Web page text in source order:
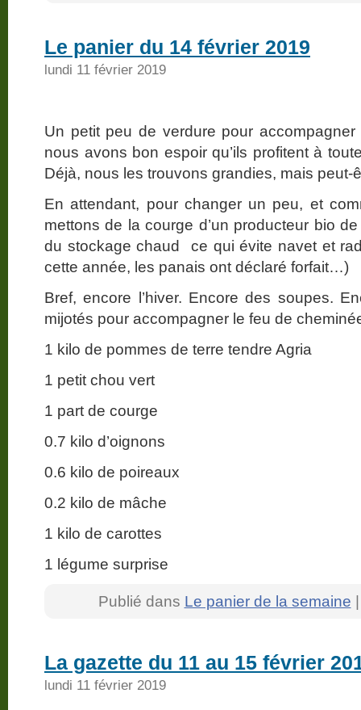
Le panier du 14 février 2019
lundi 11 février 2019
Un petit peu de verdure pour
nous avons bon espoir qu’ils profitent à
Déjà, nous les trouvons grandies, mais
En attendant, pour changer un peu, et
mettons de la courge d’un producteur bio
du stockage chaud ce qui évite navet et
cette année, les panais ont déclaré forfait…)
Bref, encore l’hiver. Encore des soupes.
mijotés pour accompagner le feu de
1 kilo de pommes de terre tendre Agria
1 petit chou vert
1 part de courge
0.7 kilo d’oignons
0.6 kilo de poireaux
0.2 kilo de mâche
1 kilo de carottes
1 légume surprise
Publié dans Le panier de la semaine
La gazette du 11 au 15 février
lundi 11 février 2019